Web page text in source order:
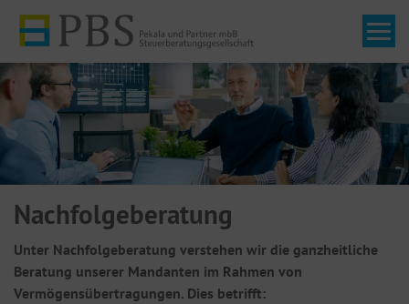
Nachfolgeberatung
Unter Nachfolgeberatung verstehen wir die ganzheitliche
Beratung unserer Mandanten im Rahmen von
Vermögensübertragungen. Dies betrifft: